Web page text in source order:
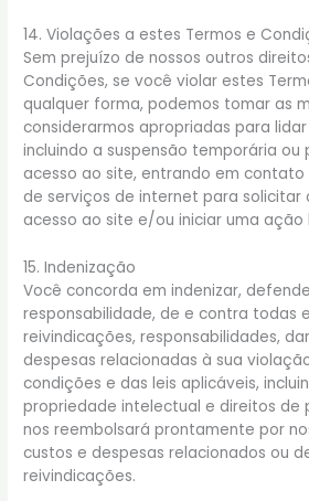
14. Violações a estes Termos e
Sem prejuízo de nossos outros
Condições, se você violar estes
qualquer forma, podemos tomar as
considerarmos apropriadas para
incluindo a suspensão temporária ou
acesso ao site, entrando em
de serviços de internet para solicitar
acesso ao site e/ou iniciar uma
15. Indenização
Você concorda em indenizar,
responsabilidade, de e contra todas
reivindicações, responsabilidades,
despesas relacionadas à sua
condições e das leis aplicáveis,
propriedade intelectual e direitos de
nos reembolsará prontamente por
custos e despesas relacionados ou
reivindicações.